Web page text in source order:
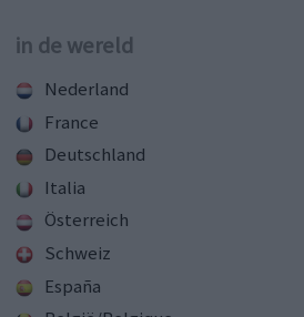
in de wereld
Nederland
France
Deutschland
Italia
Österreich
Schweiz
España